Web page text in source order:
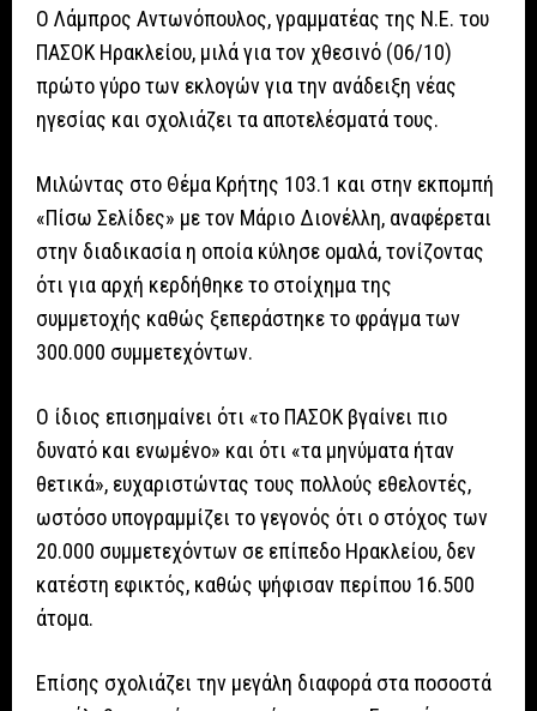
O Λάμπρος Αντωνόπουλος, γραμματέας της Ν.Ε. του
ΠΑΣΟΚ Ηρακλείου, μιλά για τον χθεσινό (06/10)
πρώτο γύρο των εκλογών για την ανάδειξη νέας
ηγεσίας και σχολιάζει τα αποτελέσματά τους.
Μιλώντας στο Θέμα Κρήτης 103.1 και στην εκπομπή
«Πίσω Σελίδες» με τον Μάριο Διονέλλη, αναφέρεται
στην διαδικασία η οποία κύλησε ομαλά, τονίζοντας
ότι για αρχή κερδήθηκε το στοίχημα της
συμμετοχής καθώς ξεπεράστηκε το φράγμα των
300.000 συμμετεχόντων.
Ο ίδιος επισημαίνει ότι «το ΠΑΣΟΚ βγαίνει πιο
δυνατό και ενωμένο» και ότι «τα μηνύματα ήταν
θετικά», ευχαριστώντας τους πολλούς εθελοντές,
ωστόσο υπογραμμίζει το γεγονός ότι ο στόχος των
20.000 συμμετεχόντων σε επίπεδο Ηρακλείου, δεν
κατέστη εφικτός, καθώς ψήφισαν περίπου 16.500
άτομα.
Επίσης σχολιάζει την μεγάλη διαφορά στα ποσοστά